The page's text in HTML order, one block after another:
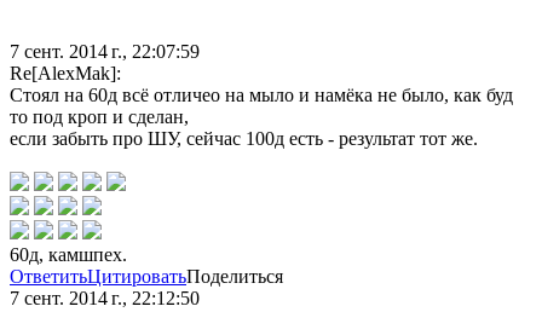
7 сент. 2014 г., 22:07:59
Re[AlexMak]:
Стоял на 60д всё отличео на мыло и намёка не было, как буд
то под кроп и сделан,
если забыть про ШУ, сейчас 100д есть - результат тот же.
60д, камшпех.
ОтветитьЦитироватьПоделиться
7 сент. 2014 г., 22:12:50